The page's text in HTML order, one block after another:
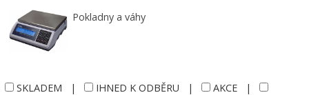
Pokladny a váhy
SKLADEM | IHNED K ODBĚRU | AKCE |